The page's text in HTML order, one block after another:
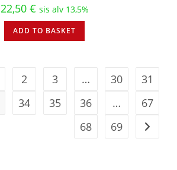
22,50 € sis alv 13,5%
ADD TO BASKET
2 3 … 30
31
34 35 36 …
67
68
69